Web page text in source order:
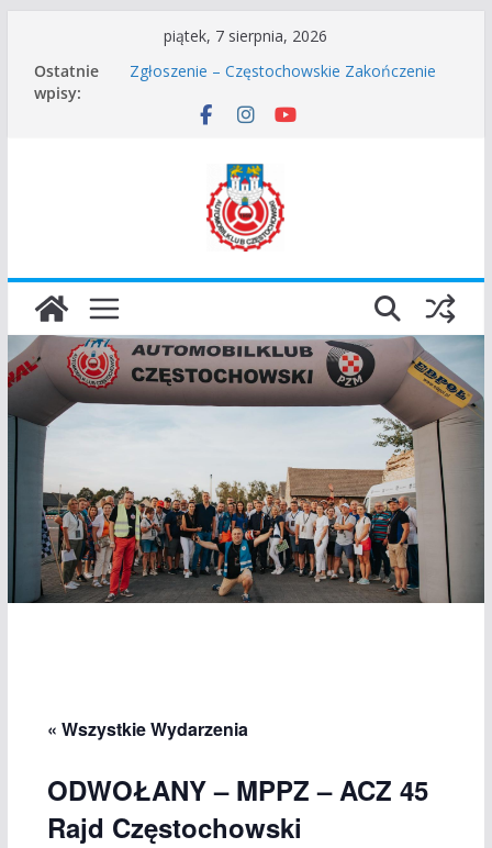
treści
piątek, 7 sierpnia, 2026
Ostatnie
wpisy:
Zgłoszenie – Częstochowskie Zakończenie
45 Rajd Częstochowski zostaje odwołany.
I Gliwicki Classic Sprint o Puchar Prezydenta
Miasta Gliwice
Częstochowskie Rozpoczęcie Sezonu 2026
« Wszystkie Wydarzenia
ODWOŁANY – MPPZ – ACZ 45
Rajd Częstochowski